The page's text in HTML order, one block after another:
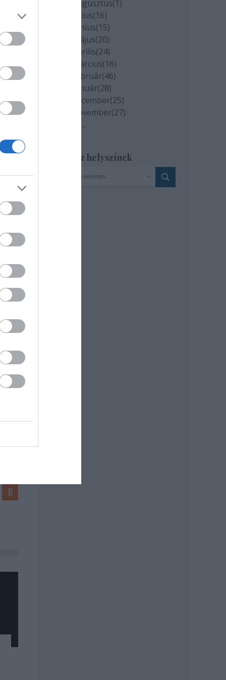
a
A
2020 augusztus(1)
2020 július(16)
2020 június(15)
2020 május(20)
2020 április(24)
2020 március(16)
2020 február(46)
2020 január(28)
2019 december(25)
2019 november(27)
...
Szinház helyszínek